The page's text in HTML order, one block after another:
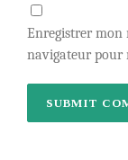
Enregistrer mon
navigateur pour